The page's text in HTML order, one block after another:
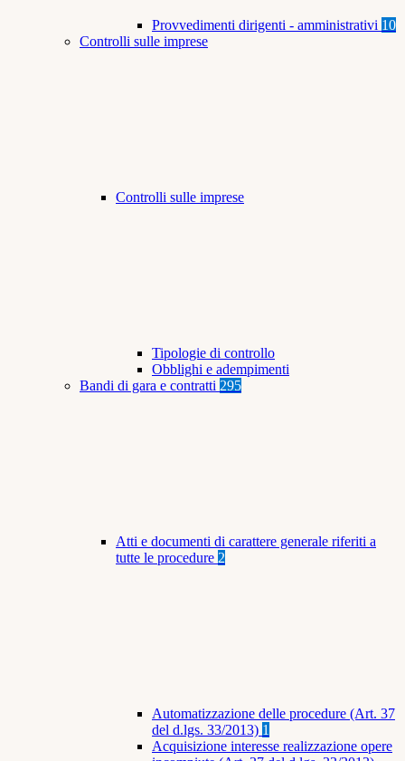
Provvedimenti dirigenti - amministrativi 10
Controlli sulle imprese
Controlli sulle imprese
Tipologie di controllo
Obblighi e adempimenti
Bandi di gara e contratti 295
Atti e documenti di carattere generale riferiti a
tutte le procedure 2
Automatizzazione delle procedure (Art. 37
del d.lgs. 33/2013) 1
Acquisizione interesse realizzazione opere